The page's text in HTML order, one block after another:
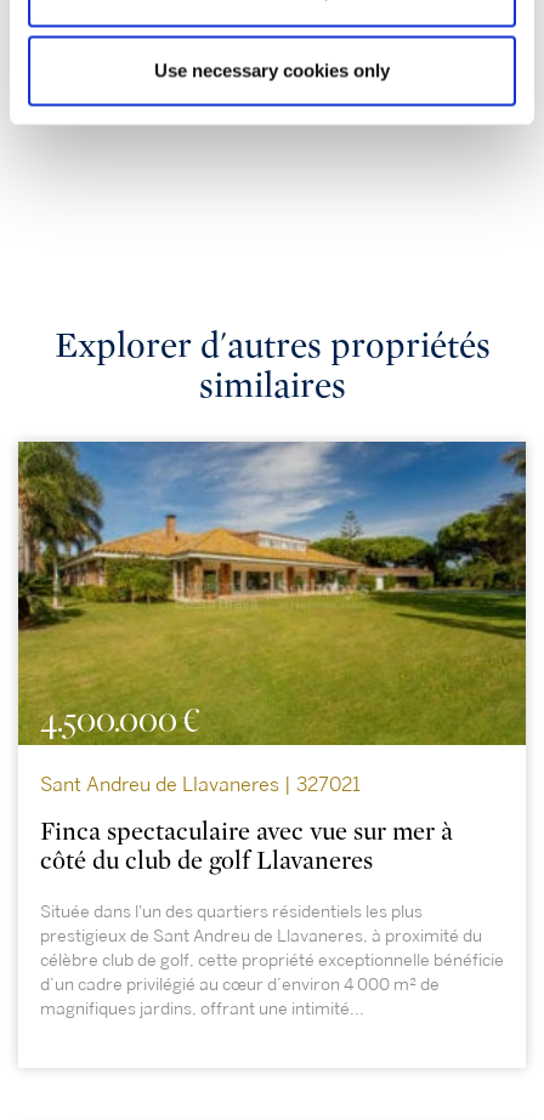
Use necessary cookies only
Explorer d'autres propriétés
similaires
4.500.000 €
Sant Andreu de Llavaneres | 327021
Finca spectaculaire avec vue sur mer à
côté du club de golf Llavaneres
Située dans l'un des quartiers résidentiels les plus
prestigieux de Sant Andreu de Llavaneres, à proximité du
célèbre club de golf, cette propriété exceptionnelle bénéficie
d’un cadre privilégié au cœur d’environ 4 000 m² de
magnifiques jardins, offrant une intimité...